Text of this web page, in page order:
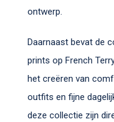
ontwerp.
Daarnaast bevat de
prints op French
het creëren van
outfits en fijne
deze collectie zijn